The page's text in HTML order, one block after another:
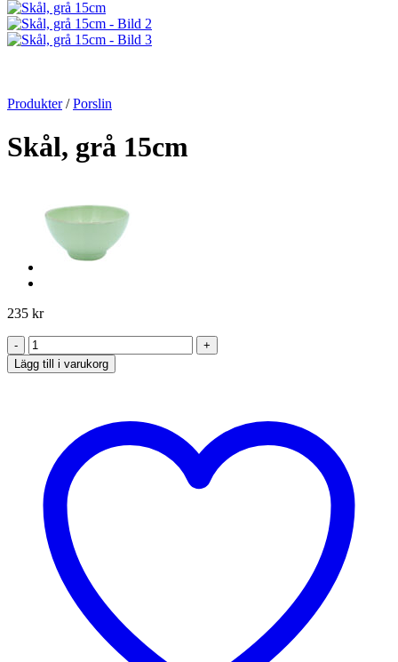
Produkter / Porslin
Skål, grå 15cm
235 kr
Skål,
grå
15cm
Lägg till i varukorg